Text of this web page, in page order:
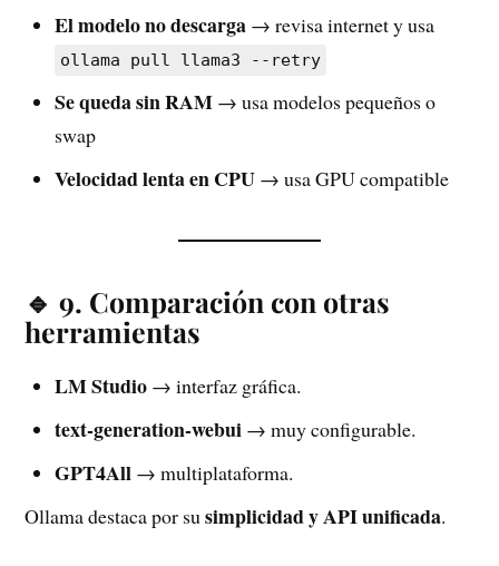
El modelo no descarga → revisa internet y usa
ollama pull llama3 --retry
Se queda sin RAM → usa modelos pequeños o
swap
Velocidad lenta en CPU → usa GPU compatible
🔹 9. Comparación con otras
herramientas
LM Studio → interfaz gráfica.
text-generation-webui → muy configurable.
GPT4All → multiplataforma.
Ollama destaca por susimplicidad y API unificada.